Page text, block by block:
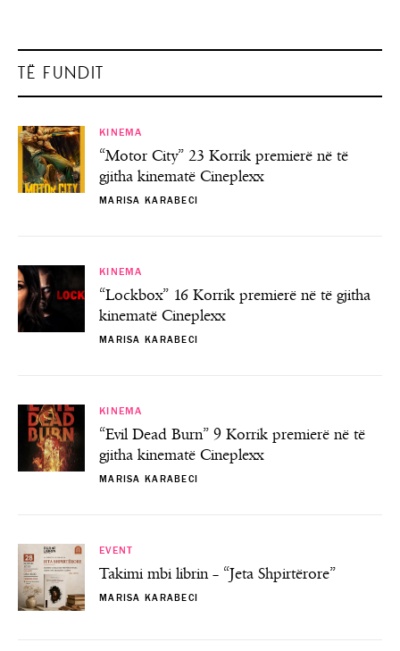
TË FUNDIT
KINEMA
“Motor City” 23 Korrik premierë në të
gjitha kinematë Cineplexx
MARISA KARABECI
KINEMA
“Lockbox” 16 Korrik premierë në të gjitha
kinematë Cineplexx
MARISA KARABECI
KINEMA
“Evil Dead Burn” 9 Korrik premierë në të
gjitha kinematë Cineplexx
MARISA KARABECI
EVENT
Takimi mbi librin – “Jeta Shpirtërore”
MARISA KARABECI